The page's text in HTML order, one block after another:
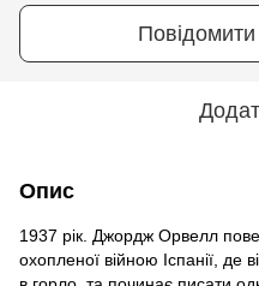
Повідомити
Опис
1937 рік. Джордж Орвелл
охопленої війною Іспанії, де